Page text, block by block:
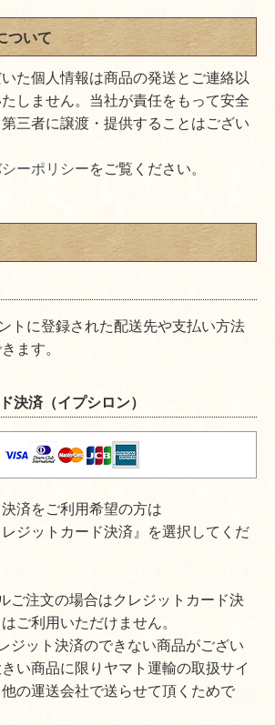
ついて
た個人情報は商品の発送とご連絡以
しません。当社が責任をもって安全
三者に譲渡・提供することはござい
ーポリシーをご覧ください。
トに登録された配送先や支払い方法
ます。
決済（イプシロン）
済をご利用希望の方は
ジットカード決済』を選択してくだ
ご注文の場合はクレジットカード決
ご利用いただけません。
ジット決済のできない商品がござい
い商品に限りヤマト運輸の取扱サイ
の運送会社で送らせて頂くためで